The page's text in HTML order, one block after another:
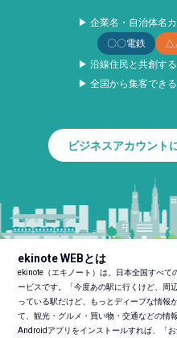
▶ 企業名・自治体名
〇〇電鉄
▶ 沿線住民と共創す
▶ 全国から集客でき
ビジネスアカウント
ekinote WEBとは
ekinote（エキノート）は、日本全国すべ
ービスです。「今度あの駅に行くけど、周
っている駅だけど、もっとディープな情報
て、観光・グルメ・買い物・交通などの情
Androidアプリをインストールすれば、「